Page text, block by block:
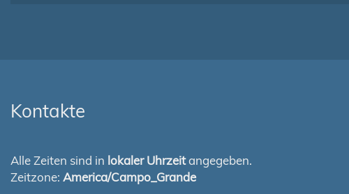
Kontakte
Alle Zeiten sind in lokaler Uhrzeitangegeben.
Zeitzone: America/Campo_Grande